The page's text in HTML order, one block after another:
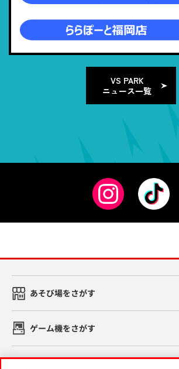
VS PARK
ニュース一覧
あそび場をさがす
ゲーム機をさがす